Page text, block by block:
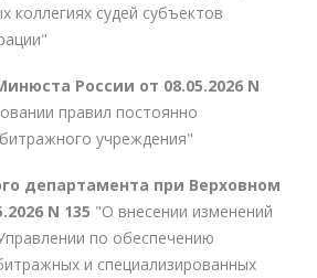
коллегиях судей субъектов
России от 08.05.2026 N
правил постоянно
учреждения"
департамента при Верховном
N 135 "О внесении изменений
по обеспечению
и специализированных